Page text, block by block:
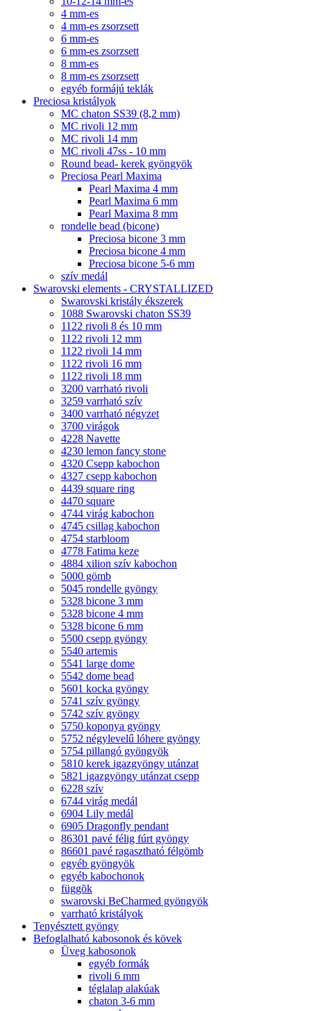
4 mm-es
4 mm-es zsorzsett
6 mm-es
6 mm-es zsorzsett
8 mm-es
8 mm-es zsorzsett
egyéb formájú teklák
Preciosa kristályok
MC chaton SS39 (8,2 mm)
MC rivoli 12 mm
MC rivoli 14 mm
MC rivoli 47ss - 10 mm
Round bead- kerek gyöngyök
Preciosa Pearl Maxima
Pearl Maxima 4 mm
Pearl Maxima 6 mm
Pearl Maxima 8 mm
rondelle bead (bicone)
Preciosa bicone 3 mm
Preciosa bicone 4 mm
Preciosa bicone 5-6 mm
szív medál
Swarovski elements - CRYSTALLIZED
Swarovski kristály ékszerek
1088 Swarovski chaton SS39
1122 rivoli 8 és 10 mm
1122 rivoli 12 mm
1122 rivoli 14 mm
1122 rivoli 16 mm
1122 rivoli 18 mm
3200 varrható rivoli
3259 varrható szív
3400 varrható négyzet
3700 virágok
4228 Navette
4230 lemon fancy stone
4320 Csepp kabochon
4327 csepp kabochon
4439 square ring
4470 square
4744 virág kabochon
4745 csillag kabochon
4754 starbloom
4778 Fatima keze
4884 xilion szív kabochon
5000 gömb
5045 rondelle gyöngy
5328 bicone 3 mm
5328 bicone 4 mm
5328 bicone 6 mm
5500 csepp gyöngy
5540 artemis
5541 large dome
5542 dome bead
5601 kocka gyöngy
5741 szív gyöngy
5742 szív gyöngy
5750 koponya gyöngy
5752 négylevelű lóhere gyöngy
5754 pillangó gyöngyök
5810 kerek igazgyöngy utánzat
5821 igazgyöngy utánzat csepp
6228 szív
6744 virág medál
6904 Lily medál
6905 Dragonfly pendant
86301 pavé félig fúrt gyöngy
86601 pavé ragasztható félgömb
egyéb gyöngyök
egyéb kabochonok
függõk
swarovski BeCharmed gyöngyök
varrható kristályok
Tenyésztett gyöngy
Befoglalható kabosonok és kövek
Üveg kabosonok
egyéb formák
rivoli 6 mm
téglalap alakúak
chaton 3-6 mm